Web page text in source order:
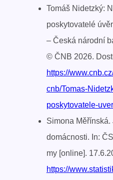
Tomáš Nidetzký:
poskytovatelé
– Česká národní
© ČNB 2026.
https://
cnb/Tomas-
poskytovatele-
Simona
domácnosti. In:
my [online].
https://